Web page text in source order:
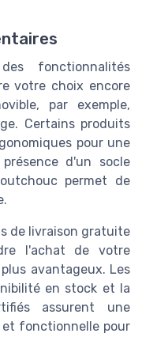
fonctionnalités
votre choix encore
par exemple,
Certains produits
pour une
d'un socle
permet de
de livraison gratuite
l'achat de votre
avantageux. Les
en stock et la
assurent une
fonctionnelle pour